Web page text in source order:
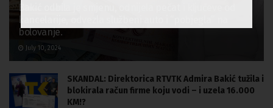
Bakić odbila je smjenu, odnijela pečat i ključeve od
bolovanje.
July 10, 2024
SKANDAL: Direktorica RTVTK Admira Bakić tužila i
blokirala račun firme koju vodi – i uzela 16.000
KM!?